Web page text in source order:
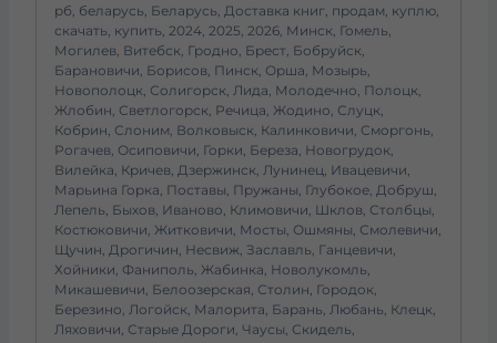
рб, беларусь, Беларусь, Доставка книг , продам, куплю,
скачать, купить, 2024, 2025, 2026, Минск, Гомель,
Могилев, Витебск, Гродно, Брест, Бобруйск,
Барановичи, Борисов, Пинск, Орша, Мозырь,
Новополоцк, Солигорск, Лида, Молодечно, Полоцк,
Жлобин, Светлогорск, Речица, Жодино, Слуцк,
Кобрин, Слоним, Волковыск, Калинковичи, Сморгонь,
Рогачев, Осиповичи, Горки, Береза, Новогрудок,
Вилейка, Кричев, Дзержинск, Лунинец, Ивацевичи,
Марьина Горка, Поставы, Пружаны, Глубокое, Добруш,
Лепель, Быхов, Иваново, Климовичи, Шклов, Столбцы,
Костюковичи, Житковичи, Мосты, Ошмяны, Смолевичи,
Щучин, Дрогичин, Несвиж, Заславль, Ганцевичи,
Хойники, Фаниполь, Жабинка, Новолукомль,
Микашевичи, Белоозерская, Столин, Городок,
Березино, Логойск, Малорита, Барань, Любань, Клецк,
Ляховичи, Старые Дороги, Чаусы, Скидель,